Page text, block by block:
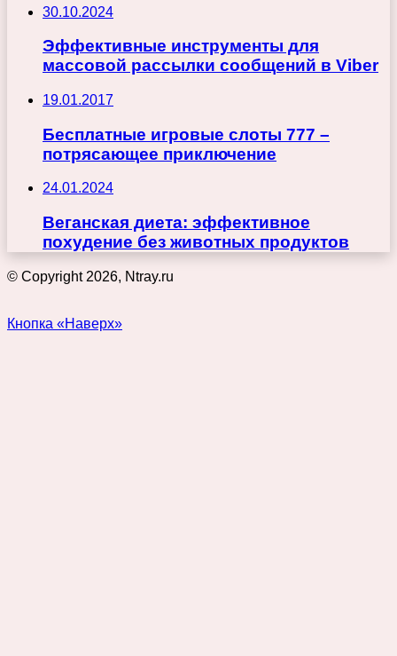
30.10.2024
Эффективные инструменты для
массовой рассылки сообщений в Viber
19.01.2017
Бесплатные игровые слоты 777 –
потрясающее приключение
24.01.2024
Веганская диета: эффективное
похудение без животных продуктов
© Copyright 2026, Ntray.ru
Кнопка «Наверх»